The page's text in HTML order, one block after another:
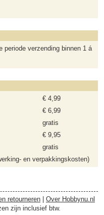
periode verzending binnen 1 á
€ 4,99
€ 6,99
gratis
€ 9,95
gratis
en verpakkingskosten)
retourneren
Over Hobbynu.nl
zijn inclusief btw.